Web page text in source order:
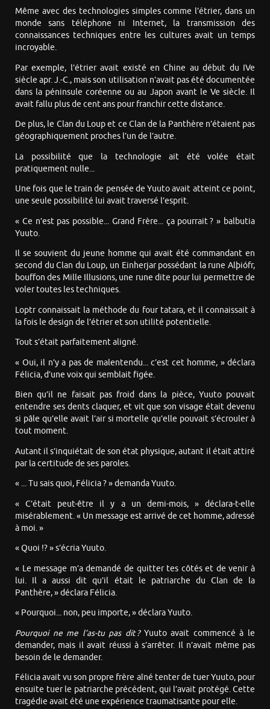
Même avec des technologies simples comme l’étrier, dans un
monde sans téléphone ni Internet, la transmission des
connaissances techniques entre les cultures avait un temps
incroyable.
Par exemple, l’étrier avait existé en Chine au début du IVe
siècle apr. J.-C., mais son utilisation n’avait pas été documentée
dans la péninsule coréenne ou au Japon avant le Ve siècle. Il
avait fallu plus de cent ans pour franchir cette distance.
De plus, le Clan du Loup et ce Clan de la Panthère n’étaient pas
géographiquement proches l’un de l’autre.
La possibilité que la technologie ait été volée était
pratiquement nulle...
Une fois que le train de pensée de Yuuto avait atteint ce point,
une seule possibilité lui avait traversé l’esprit.
« Ce n’est pas possible... Grand Frère... ça pourrait ? » balbutia
Yuuto.
Il se souvient du jeune homme qui avait été commandant en
second du Clan du Loup, un Einherjar possédant la rune Alþiófr,
bouffon des Mille Illusions, une rune dite pour lui permettre de
voler toutes les techniques.
Loptr connaissait la méthode du four tatara, et il connaissait à
la fois le design de l’étrier et son utilité potentielle.
Tout s’était parfaitement aligné.
« Oui, il n’y a pas de malentendu... c’est cet homme, » déclara
Félicia, d’une voix qui semblait figée.
Bien qu’il ne faisait pas froid dans la pièce, Yuuto pouvait
entendre ses dents claquer, et vit que son visage était devenu
si pâle qu’elle avait l’air si mortelle qu’elle pouvait s’écrouler à
tout moment.
Autant il s’inquiétait de son état physique, autant il était attiré
par la certitude de ses paroles.
« ... Tu sais quoi, Félicia ? » demanda Yuuto.
« C’était peut-être il y a un demi-mois, » déclara-t-elle
misérablement. « Un message est arrivé de cet homme, adressé
à moi. »
« Quoi !? » s’écria Yuuto.
« Le message m’a demandé de quitter tes côtés et de venir à
lui. Il a aussi dit qu’il était le patriarche du Clan de la
Panthère, » déclara Félicia.
« Pourquoi... non, peu importe, » déclara Yuuto.
Pourquoi ne me l’as-tu pas dit ? Yuuto avait commencé à le
demander, mais il avait réussi à s’arrêter. Il n’avait même pas
besoin de le demander.
Félicia avait vu son propre frère aîné tenter de tuer Yuuto, pour
ensuite tuer le patriarche précédent, qui l’avait protégé. Cette
tragédie avait été une expérience traumatisante pour elle.